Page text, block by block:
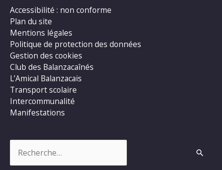
Accessibilité : non conforme
Plan du site
Mentions légales
Politique de protection des données
Gestion des cookies
Club des Balanzacaînés
L’Amical Balanzacais
Transport scolaire
Intercommunalité
Manifestations